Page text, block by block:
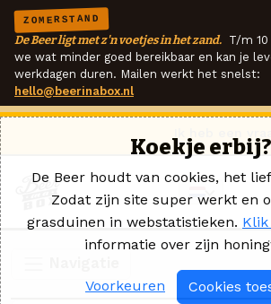
ZOMERSTAND
De Beer ligt met z'n voetjes in het zand. T/m
we wat minder goed bereikbaar en kan je
werkdagen duren. Mailen werkt het snelst:
hello@beerinabox.nl
Koekje erbij?
De Beer houdt van cookies, het
Zodat zijn site super werkt en
grasduinen in webstatistieken.
informatie over zijn
Voorkeuren Cookies